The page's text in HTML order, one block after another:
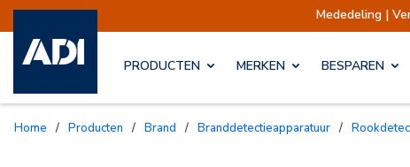
Mededeling |
PRODUCTEN MERKEN BESPAREN
Home / Producten / Brand / Branddetectieapparatuur /